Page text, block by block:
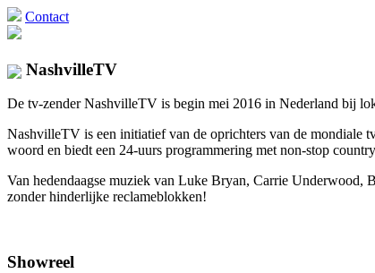
Contact
NashvilleTV
De tv-zender NashvilleTV is begin mei 2016 in Nederland bij
NashvilleTV is een initiatief van de oprichters van de
woord en biedt een 24-uurs programmering met non-stop
Van hedendaagse muziek van Luke Bryan, Carrie Underwood,
zonder hinderlijke reclameblokken!
Showreel